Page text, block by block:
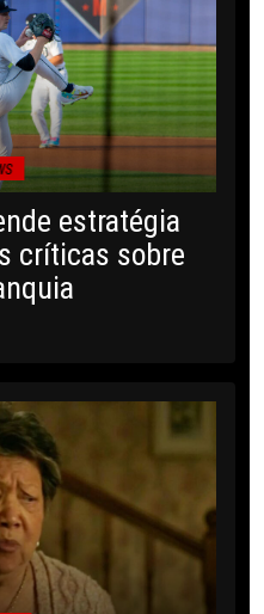
estratégia
críticas sobre